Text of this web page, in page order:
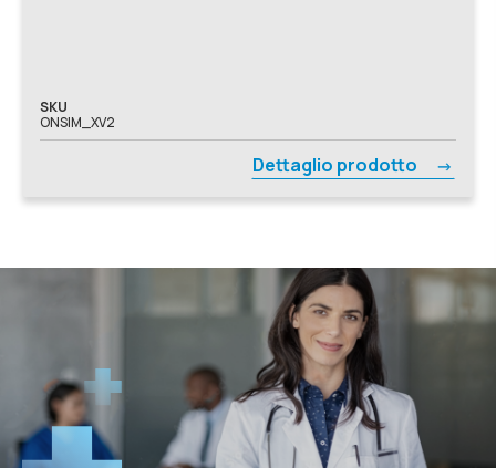
SKU
ONSIM_XV2
Dettaglio prodotto